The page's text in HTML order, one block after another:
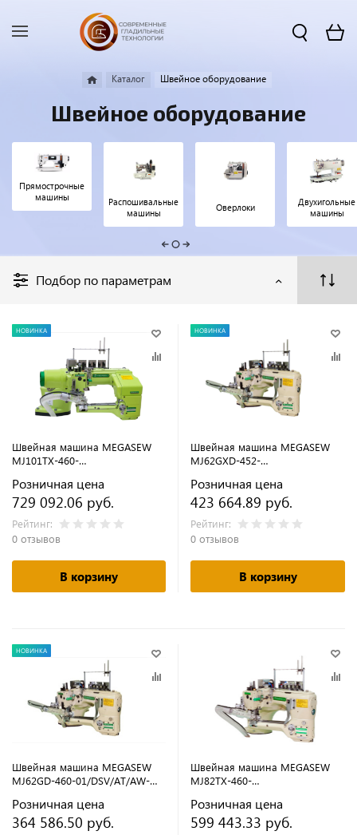
Каталог Швейное оборудование
Швейное оборудование
Прямострочные
машины
Распошивальные
машины
Оверлоки
Двухигольные
машины
Подбор по параметрам
НОВИНКА
Швейная машина MEGASEW
MJ101TX-460-
(флэтлок)
Розничная цена
729 092.06 руб.
Рейтинг:
0 отзывов
В корзину
НОВИНКА
Швейная машина MEGASEW
MJ62GXD-452-
(флэтлок)
Розничная цена
423 664.89 руб.
Рейтинг:
0 отзывов
В корзину
НОВИНКА
Швейная машина MEGASEW
MJ62GD-460-01/DSV/AT/AW-
Розничная цена
364 586.50 руб.
Швейная машина MEGASEW
MJ82TX-460-
Розничная цена
599 443.33 руб.